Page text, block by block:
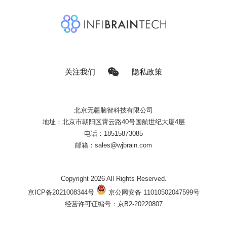
关注我们 隐私政策
北京无疆脑智科技有限公司
地址：北京市朝阳区霄云路40号国航世纪大厦4层
电话：18515873085
邮箱：sales@wjbrain.com
Copyright 2026 All Rights Reserved.
京ICP备2021008344号
京公网安备 11010502047599号
经营许可证编号：京B2-20220807